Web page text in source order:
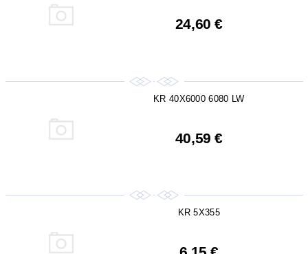
24,60 €
KR 40X6000 6080 LW
40,59 €
KR 5X355